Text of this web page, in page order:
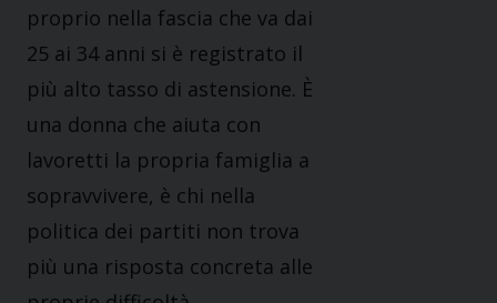
proprio nella fascia che va dai
25 ai 34 anni si è registrato il
più alto tasso di astensione. È
una donna che aiuta con
lavoretti la propria famiglia a
sopravvivere, è chi nella
politica dei partiti non trova
più una risposta concreta alle